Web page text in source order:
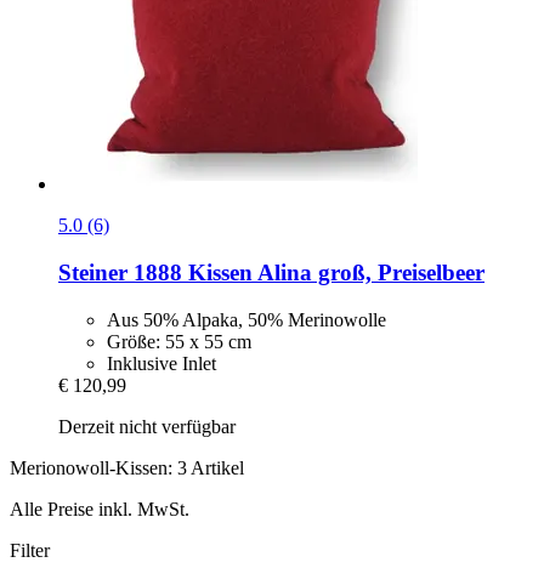
5.0 (6)
Steiner 1888 Kissen Alina groß, Preiselbeer
Aus 50% Alpaka, 50% Merinowolle
Größe: 55 x 55 cm
Inklusive Inlet
€ 120,99
Derzeit nicht verfügbar
Merionowoll-Kissen: 3 Artikel
Alle Preise inkl. MwSt.
Filter